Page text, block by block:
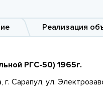
Реализация
РГС-50) 1965г.
Сарапул, ул.